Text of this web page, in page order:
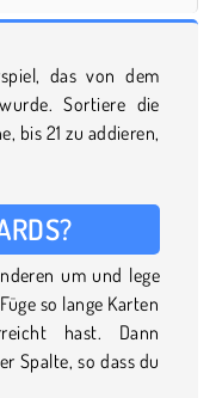
das von dem
Sortiere die
bis 21 zu addieren,
um und lege
so lange Karten
hast. Dann
Spalte, so dass du